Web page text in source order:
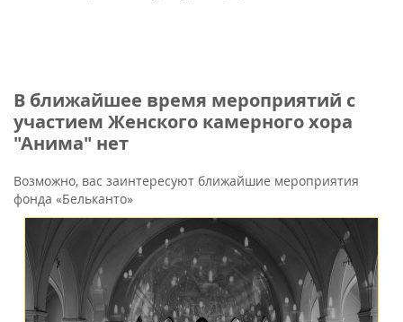
В ближайшее время мероприятий с
участием Женского камерного хора
"Анима" нет
Возможно, вас заинтересуют ближайшие мероприятия
фонда «Бельканто»